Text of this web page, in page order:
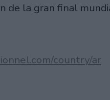
de la gran final
country/ar